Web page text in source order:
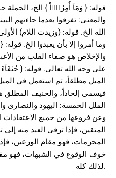
قوله: { وَمَآ أُمِرُوۤاْ } الخ، الجملة
والمعنى: تفرقوا بعدما جاءتهم
الله الخ. قوله: (وزيدت اللام)
وما أمروا إلا بأن يعبدوا الخ.
والإخلاص هو صفاء القلب من
على وجه الله تعالى. قوله: {
الميل مطلقاً، ثم استعمل في
فيسمى إلحاداً، والحنيف المطلق
الملل الخمسة: اليهود والنصارى
وعن فروعها من جميع الاعتقادات
المتقين، فإذا ترقى العبد منه
المحرمات، فهو مقام الورعين،
خوف الوقوع في الشبهات، فهو
لذلك كله.